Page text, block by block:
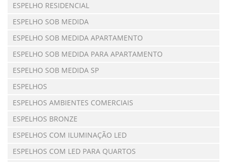
ESPELHO RESIDENCIAL
ESPELHO SOB MEDIDA
ESPELHO SOB MEDIDA APARTAMENTO
ESPELHO SOB MEDIDA PARA APARTAMENTO
ESPELHO SOB MEDIDA SP
ESPELHOS
ESPELHOS AMBIENTES COMERCIAIS
ESPELHOS BRONZE
ESPELHOS COM ILUMINAÇÃO LED
ESPELHOS COM LED PARA QUARTOS